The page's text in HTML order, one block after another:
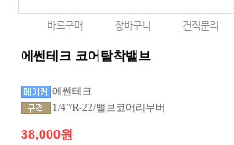
바로구매 장바구니 견적문의
에쎈테크 코어탈착밸브
에쎈테크
1/4"/R-22/밸브코어리무버
38,000원